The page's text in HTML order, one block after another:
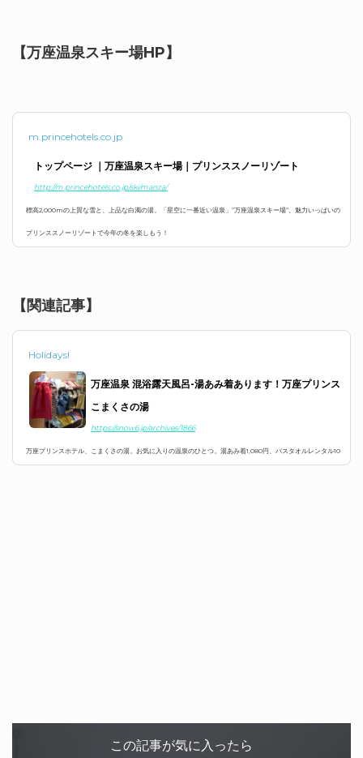
【万座温泉スキー場HP】
m.princehotels.co.jp
トップページ ｜万座温泉スキー場｜プリンススノーリゾート
http://m.princehotels.co.jp/ski/manza/
標高2,000mの上質な雪と、上品な白濁の湯。「星空に一番近い温泉」“万座温泉スキー場“。魅力いっぱいの
プリンススノーリゾートで今年の冬を楽しもう！
【関連記事】
Holidays!
万座温泉 混浴露天風呂-湯あみ着あります！万座プリンス
こまくさの湯
https://snow6.jp/archives/1866
万座プリンスホテル、こまくさの湯。お気に入りの温泉のひとつ。湯あみ着1,080円、バスタオルレンタル10
この記事が気に入ったら